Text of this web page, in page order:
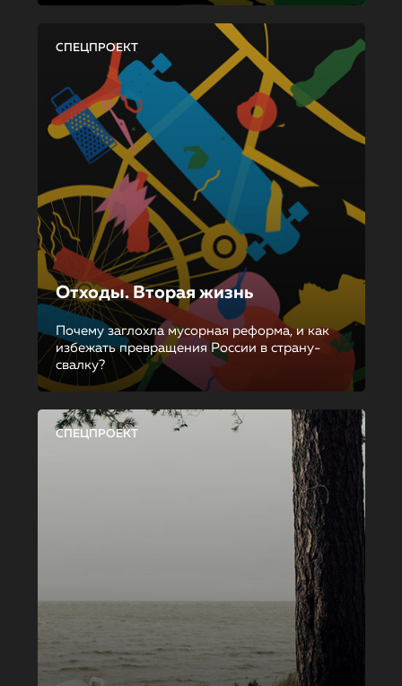
СПЕЦПРОЕКТ
Отходы. Вторая жизнь
Почему заглохла мусорная реформа, и как
избежать превращения России в страну-
свалку?
СПЕЦПРОЕКТ